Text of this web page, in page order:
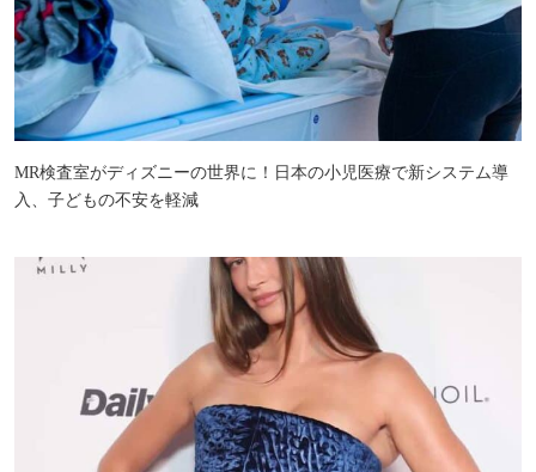
MR検査室がディズニーの世界に！日本の小児医療で新システム導
入、子どもの不安を軽減